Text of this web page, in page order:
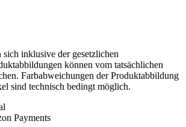
sich inklusive der gesetzlichen
können vom tatsächlichen
Farbabweichungen der Produktabbildung
sind technisch bedingt möglich.